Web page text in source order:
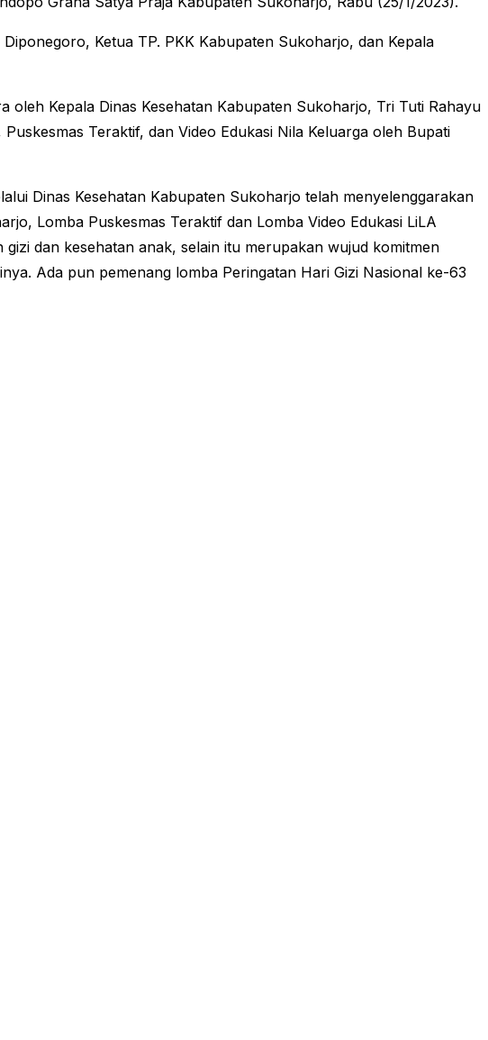
Ketua TP. PKK Kabupaten Sukoharjo, dan Kepala
Kepala Dinas Kesehatan Kabupaten Sukoharjo, Tri Tuti Rahayu
Teraktif, dan Video Edukasi Nila Keluarga oleh Bupati
Dinas Kesehatan Kabupaten Sukoharjo telah menyelenggarakan
Lomba Puskesmas Teraktif dan Lomba Video Edukasi LiLA
dan kesehatan anak, selain itu merupakan wujud komitmen
Ada pun pemenang lomba Peringatan Hari Gizi Nasional ke-63